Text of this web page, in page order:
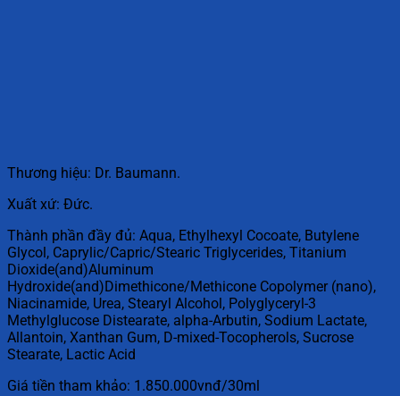
Thương hiệu: Dr. Baumann.
Xuất xứ: Đức.
Thành phần đầy đủ: Aqua, Ethylhexyl Cocoate, Butylene
Glycol, Caprylic/Capric/Stearic Triglycerides, Titanium
Dioxide(and)Aluminum
Hydroxide(and)Dimethicone/Methicone Copolymer (nano),
Niacinamide, Urea, Stearyl Alcohol, Polyglyceryl-3
Methylglucose Distearate, alpha-Arbutin, Sodium Lactate,
Allantoin, Xanthan Gum, D-mixed-Tocopherols, Sucrose
Stearate, Lactic Acid
Giá tiền tham khảo: 1.850.000vnđ/30ml